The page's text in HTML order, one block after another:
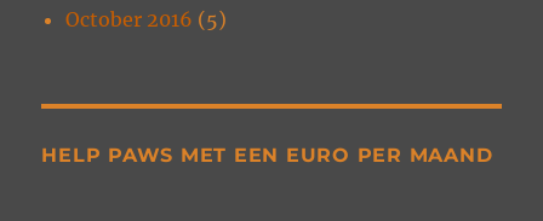
October 2016 (5)
HELP PAWS MET EEN EURO PER MAAND